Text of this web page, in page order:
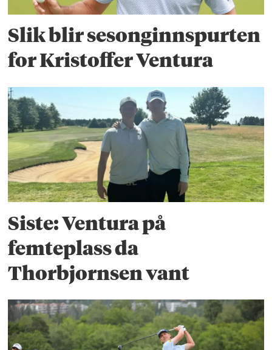
Slik blir sesonginnspurten
for Kristoffer Ventura
Siste: Ventura på
femteplass da
Thorbjornsen vant